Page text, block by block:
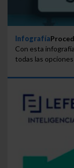
Infografía
Con esta
todas las